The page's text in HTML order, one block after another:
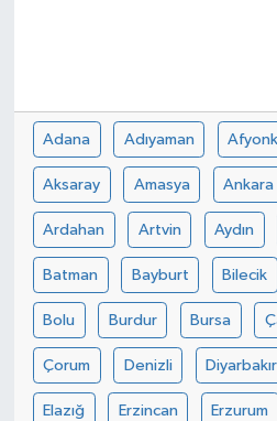
Adana Adıyaman
Aksaray Amasya Ankara
Ardahan Artvin Aydın
Batman Bayburt Bilecik
Bolu Burdur Bursa
Çorum Denizli Diyarbakır
Elazığ Erzincan Erzurum